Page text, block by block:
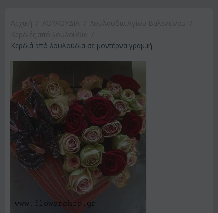
Καρδιά από λουλούδια σε μοντέρνα γραμμή